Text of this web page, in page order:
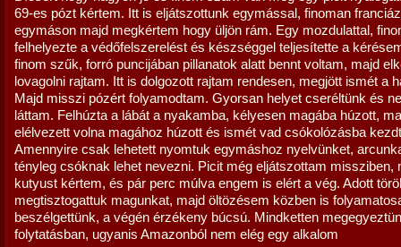
69-es pózt kértem. Itt is eljátszottunk egymással, finoman
egymáson majd megkértem hogy üljön rám. Egy mozdulattal,
felhelyezte a védőfelszerelést és készséggel teljesítette a
finom szűk, forró puncijában pillanatok alatt bennt voltam, majd
lovagolni rajtam. Itt is dolgozott rajtam rendesen, megjött ismét a
Majd misszi pózért folyamodtam. Gyorsan helyet cseréltünk és
láttam. Felhúzta a lábát a nyakamba, kélyesen magába húzott,
elélvezett volna magához húzott és ismét vad csókolózásba
Amennyire csak lehetett nyomtuk egymáshoz nyelvünket,
tényleg csóknak lehet nevezni. Picit még eljátszottam missziben,
kutyust kértem, és pár perc múlva engem is elért a vég. Adott
megtisztogattuk magunkat, majd öltözésem közben is
beszélgettünk, a végén érzékeny búcsú. Mindketten
folytatásban, ugyanis Amazonból nem elég egy alkalom